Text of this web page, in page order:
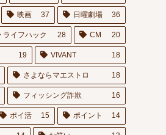
映画 37 日曜劇場 36
ライフハック 28 CM 20
19 VIVANT 18
さよならマエストロ 18
フィッシング詐欺 16
ポイ活 15 ポイント 14